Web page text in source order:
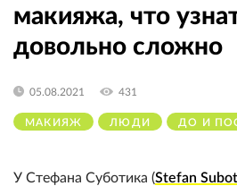
макияжа, что
довольно сложно
МАКИЯЖ ЛЮДИ ДО И
05.08.2021 431
У Стефана Суботика (Stefan